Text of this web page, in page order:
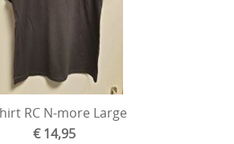
RC N-more Large
€ 14,95